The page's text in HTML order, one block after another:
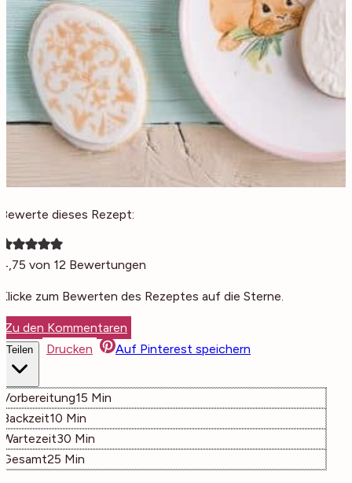
Bewerte dieses Rezept:
4,75 von 12 Bewertungen
Klicke zum Bewerten des Rezeptes auf die Sterne.
Zu den Kommentaren
Teilen Drucken Auf Pinterest speichern
Vorbereitung15 Minuten
Min
Backzeit10 Minuten
Min
Wartezeit30 Minuten
Min
Gesamt25 Minuten
Min